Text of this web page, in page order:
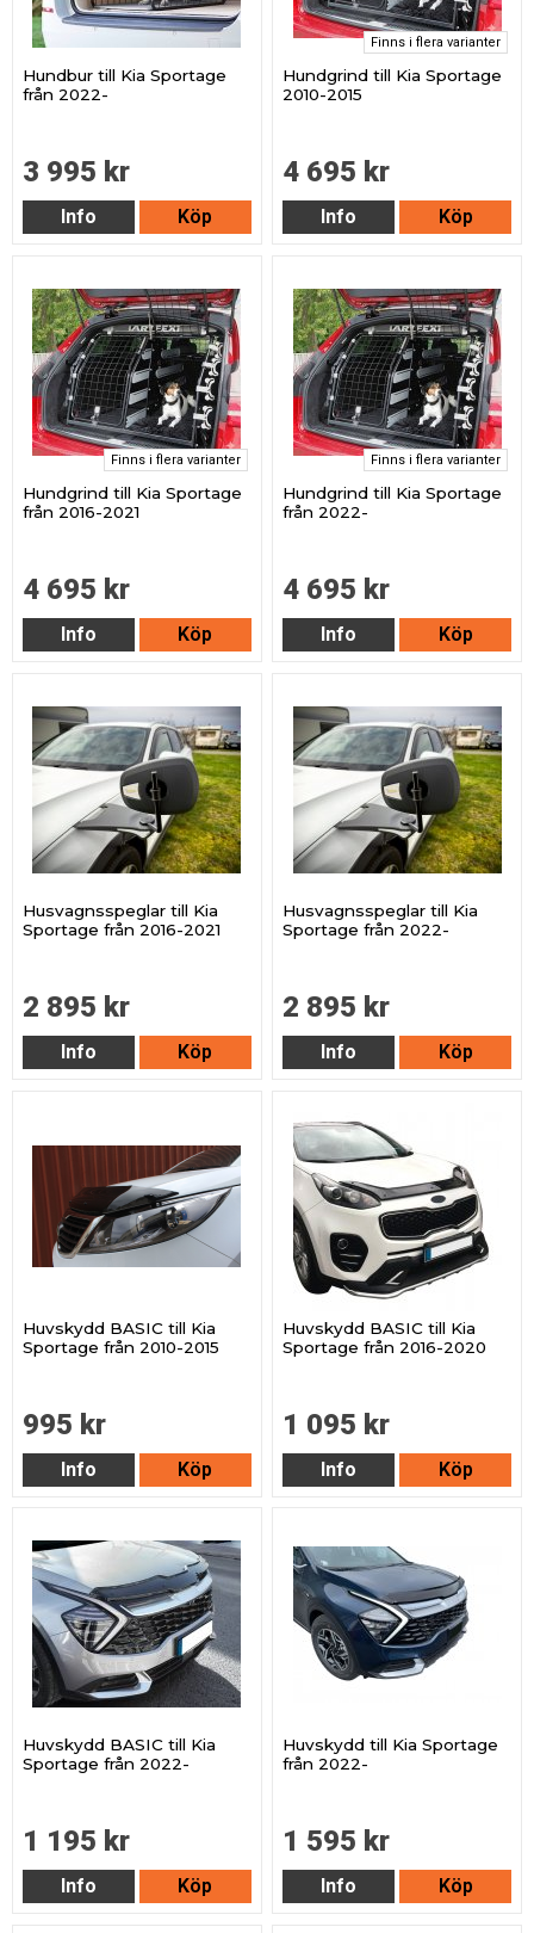
Hundbur till Kia Sportage
från 2022-
3 995 kr
Info Köp
Finns i flera varianter
Hundgrind till Kia Sportage
2010-2015
4 695 kr
Info Köp
Finns i flera varianter
Hundgrind till Kia Sportage
från 2016-2021
4 695 kr
Info Köp
Finns i flera varianter
Hundgrind till Kia Sportage
från 2022-
4 695 kr
Info Köp
Husvagnsspeglar till Kia
Sportage från 2016-2021
2 895 kr
Info Köp
Husvagnsspeglar till Kia
Sportage från 2022-
2 895 kr
Info Köp
Huvskydd BASIC till Kia
Sportage från 2010-2015
995 kr
Info Köp
Huvskydd BASIC till Kia
Sportage från 2016-2020
1 095 kr
Info Köp
Huvskydd BASIC till Kia
Sportage från 2022-
1 195 kr
Info Köp
Huvskydd till Kia Sportage
från 2022-
1 595 kr
Info Köp